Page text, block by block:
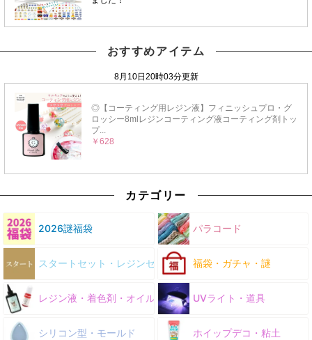
おすすめアイテム
カテゴリー
2026謎福袋 パラコード
スタートセット・レジンセット 福袋・ガチャ・謎
レジン液・着色剤・オイル UVライト・道具
シリコン型・モールド ホイップデコ・粘土